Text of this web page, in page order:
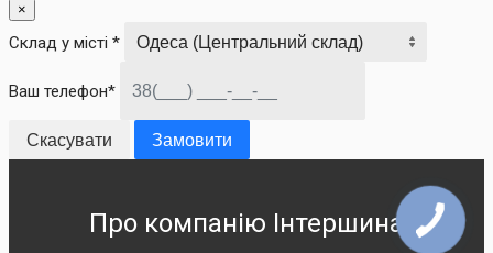
×
Склад у місті *
Ваш телефон*
Скасувати Замовити
Про компанію Інтершина